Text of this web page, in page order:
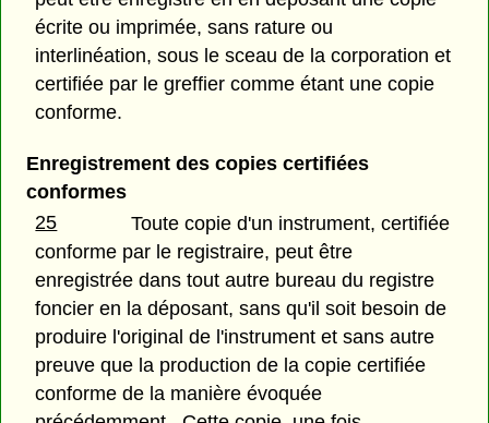
écrite ou imprimée, sans rature ou
interlinéation, sous le sceau de la corporation et
certifiée par le greffier comme étant une copie
conforme.
Enregistrement des copies certifiées
conformes
25
Toute copie d'un instrument, certifiée
conforme par le registraire, peut être
enregistrée dans tout autre bureau du registre
foncier en la déposant, sans qu'il soit besoin de
produire l'original de l'instrument et sans autre
preuve que la production de la copie certifiée
conforme de la manière évoquée